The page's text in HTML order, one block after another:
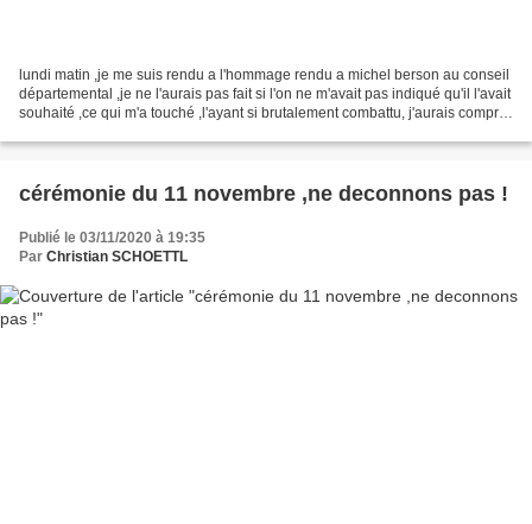
lundi matin ,je me suis rendu a l'hommage rendu a michel berson au conseil
départemental ,je ne l'aurais pas fait si l'on ne m'avait pas indiqué qu'il l'avait
souhaité ,ce qui m'a touché ,l'ayant si brutalement combattu, j'aurais compris
cérémonie du 11 novembre ,ne deconnons pas !
Publié le 03/11/2020 à 19:35
Par Christian SCHOETTL